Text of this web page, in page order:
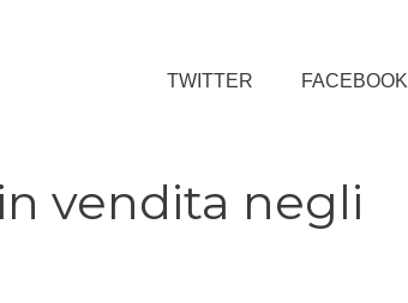
TWITTER FACEBOOK
vendita negli